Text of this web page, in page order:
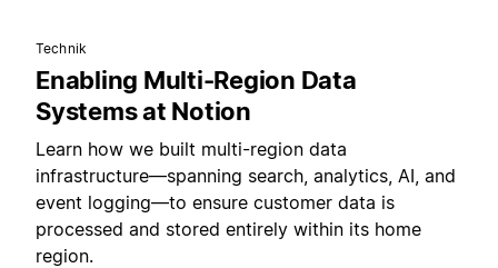
Technik
Enabling Multi-Region Data
Systems at Notion
Learn how we built multi-region data
infrastructure—spanning search, analytics, AI, and
event logging—to ensure customer data is
processed and stored entirely within its home
region.